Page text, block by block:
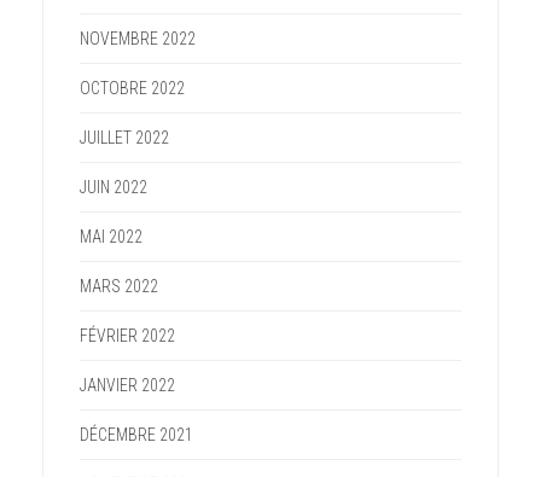
NOVEMBRE 2022
OCTOBRE 2022
JUILLET 2022
JUIN 2022
MAI 2022
MARS 2022
FÉVRIER 2022
JANVIER 2022
DÉCEMBRE 2021